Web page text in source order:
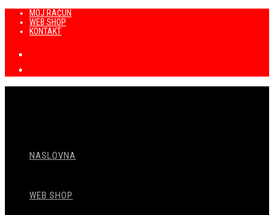
Preskoči
sadržaj
MOJ RAČUN
WEB SHOP
KONTAKT
NASLOVNA
WEB SHOP